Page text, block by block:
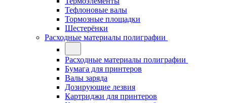
Тефлоновые валы
Тормозные площадки
Шестерёнки
Расходные материалы полиграфии
Расходные материалы полиграфии
Бумага для принтеров
Валы заряда
Дозирующие лезвия
Картриджи для принтеров